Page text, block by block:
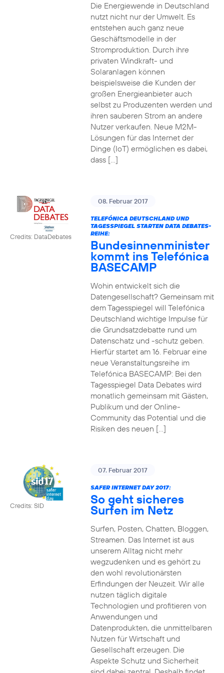
Die Energiewende in Deutschland
nutzt nicht nur der Umwelt. Es
entstehen auch ganz neue
Geschäftsmodelle in der
Stromproduktion. Durch ihre
privaten Windkraft- und
Solaranlagen können
beispielsweise die Kunden der
großen Energieanbieter auch
selbst zu Produzenten werden und
ihren sauberen Strom an andere
Nutzer verkaufen. Neue M2M-
Lösungen für das Internet der
Dinge (IoT) ermöglichen es dabei,
dass […]
Credits: DataDebates
08. Februar 2017
TELEFÓNICA DEUTSCHLAND UND
TAGESSPIEGEL STARTEN DATA DEBATES-
REIHE:
Bundesinnenminister
kommt ins Telefónica
BASECAMP
Wohin entwickelt sich die
Datengesellschaft? Gemeinsam mit
dem Tagesspiegel will Telefónica
Deutschland wichtige Impulse für
die Grundsatzdebatte rund um
Datenschatz und -schutz geben.
Hierfür startet am 16. Februar eine
neue Veranstaltungsreihe im
Telefónica BASECAMP: Bei den
Tagesspiegel Data Debates wird
monatlich gemeinsam mit Gästen,
Publikum und der Online-
Community das Potential und die
Risiken des neuen […]
Credits: SID
07. Februar 2017
SAFER INTERNET DAY 2017:
So geht sicheres
Surfen im Netz
Surfen, Posten, Chatten, Bloggen,
Streamen. Das Internet ist aus
unserem Alltag nicht mehr
wegzudenken und es gehört zu
den wohl revolutionärsten
Erfindungen der Neuzeit. Wir alle
nutzen täglich digitale
Technologien und profitieren von
Anwendungen und
Datenprodukten, die unmittelbaren
Nutzen für Wirtschaft und
Gesellschaft erzeugen. Die
Aspekte Schutz und Sicherheit